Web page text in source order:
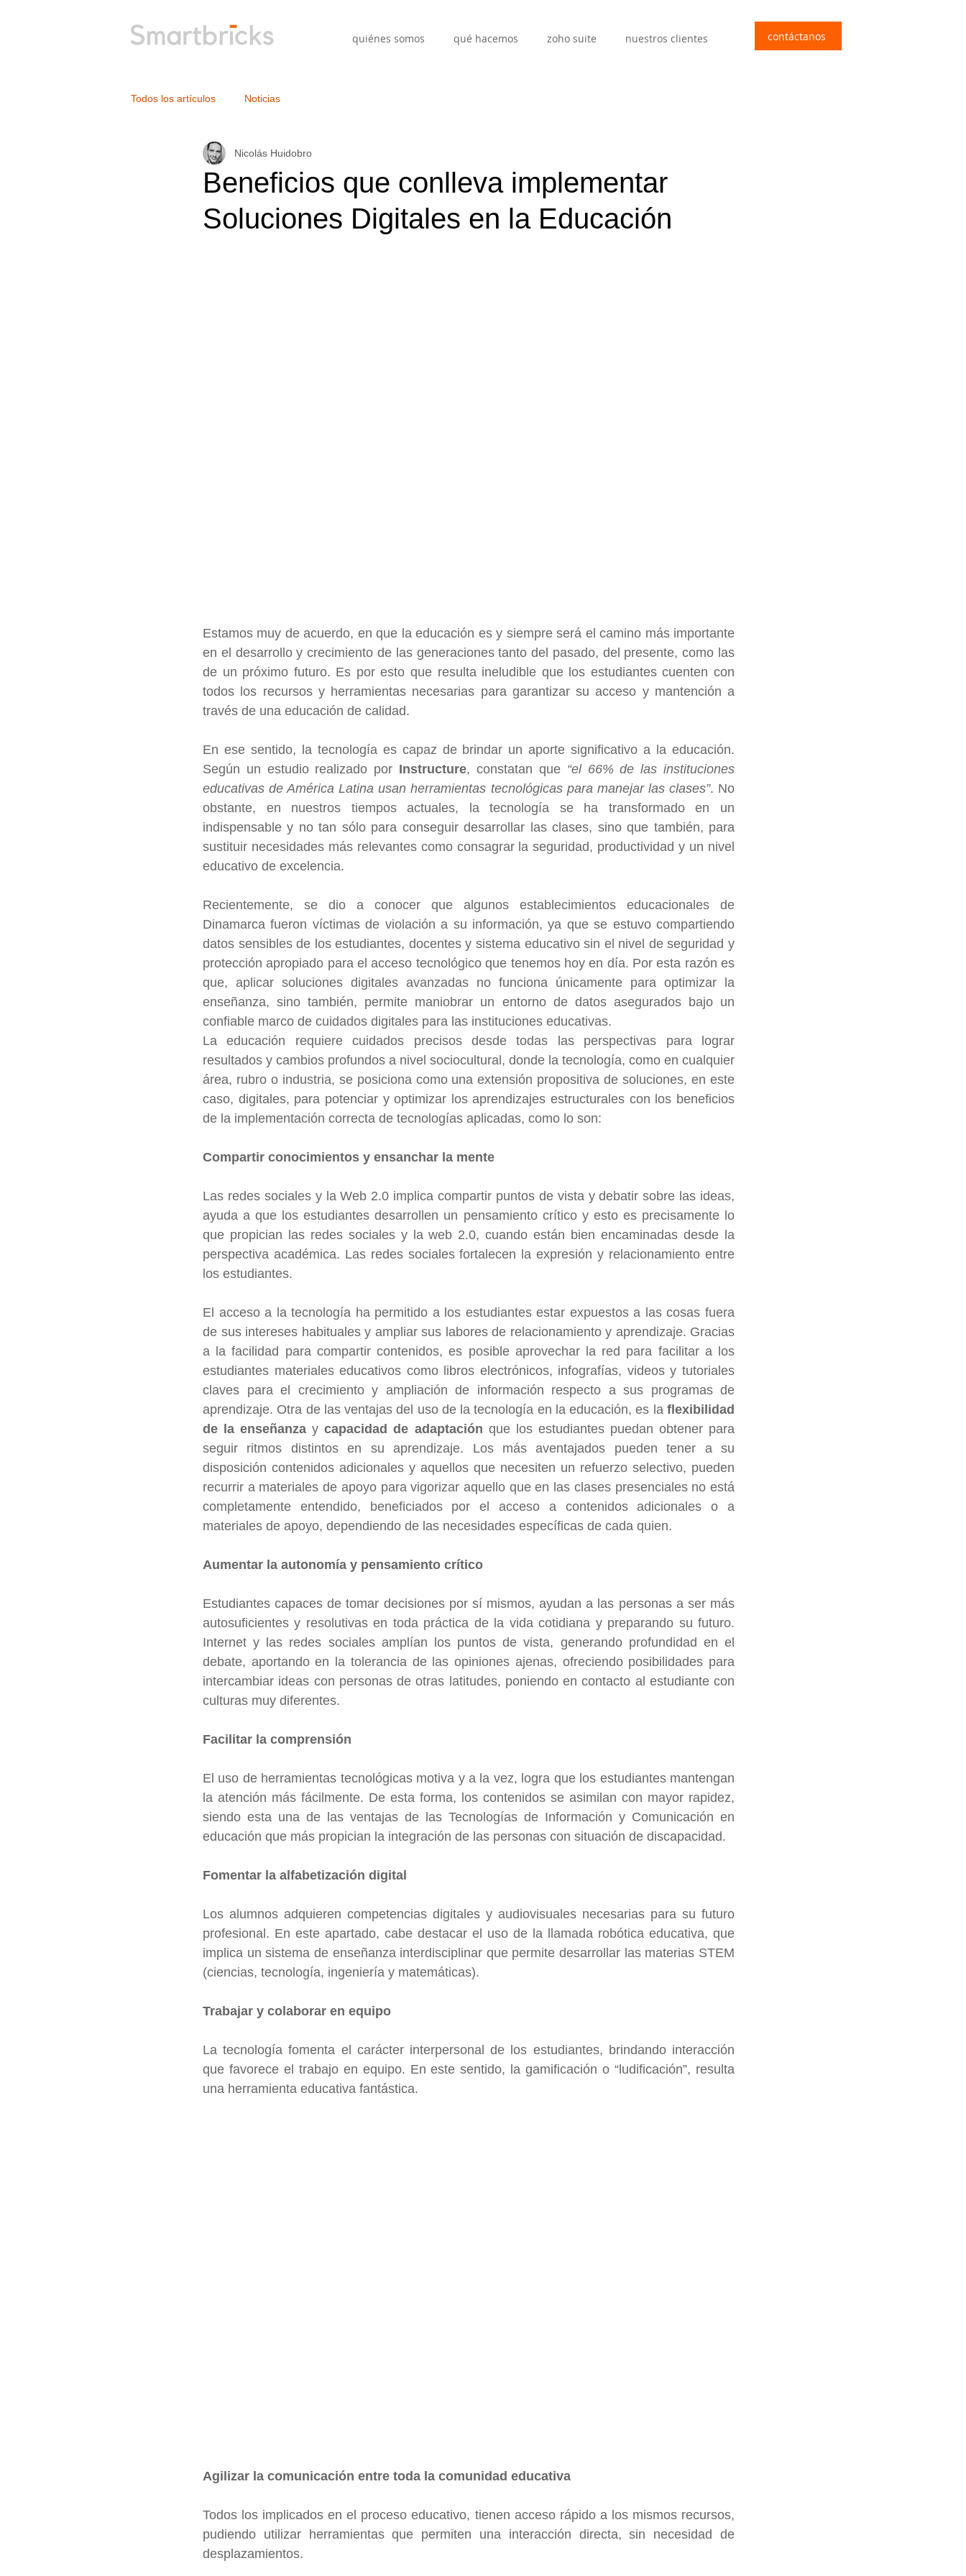
quiénes somos qué hacemos zoho suite nuestros clientes contáctanos
Todos los artículos Noticias
Beneficios que conlleva implementar
Soluciones Digitales en la Educación
Nicolás Huidobro
Estamos muy de acuerdo, en que la educación es y siempre será el camino más importante
en el desarrollo y crecimiento de las generaciones tanto del pasado, del presente, como las
de un próximo futuro. Es por esto que resulta ineludible que los estudiantes cuenten con
todos los recursos y herramientas necesarias para garantizar su acceso y mantención a
través de una educación de calidad.
En ese sentido, la tecnología es capaz de brindar un aporte significativo a la educación.
Según un estudio realizado por Instructure, constatan que “el 66% de las instituciones
educativas de América Latina usan herramientas tecnológicas para manejar las clases”. No
obstante, en nuestros tiempos actuales, la tecnología se ha transformado en un
indispensable y no tan sólo para conseguir desarrollar las clases, sino que también, para
sustituir necesidades más relevantes como consagrar la seguridad, productividad y un nivel
educativo de excelencia.
Recientemente, se dio a conocer que algunos establecimientos educacionales de
Dinamarca fueron víctimas de violación a su información, ya que se estuvo compartiendo
datos sensibles de los estudiantes, docentes y sistema educativo sin el nivel de seguridad y
protección apropiado para el acceso tecnológico que tenemos hoy en día. Por esta razón es
que, aplicar soluciones digitales avanzadas no funciona únicamente para optimizar la
enseñanza, sino también, permite maniobrar un entorno de datos asegurados bajo un
confiable marco de cuidados digitales para las instituciones educativas.
La educación requiere cuidados precisos desde todas las perspectivas para lograr
resultados y cambios profundos a nivel sociocultural, donde la tecnología, como en cualquier
área, rubro o industria, se posiciona como una extensión propositiva de soluciones, en este
caso, digitales, para potenciar y optimizar los aprendizajes estructurales con los beneficios
de la implementación correcta de tecnologías aplicadas, como lo son:
Compartir conocimientos y ensanchar la mente
Las redes sociales y la Web 2.0 implica compartir puntos de vista y debatir sobre las ideas,
ayuda a que los estudiantes desarrollen un pensamiento crítico y esto es precisamente lo
que propician las redes sociales y la web 2.0, cuando están bien encaminadas desde la
perspectiva académica. Las redes sociales fortalecen la expresión y relacionamiento entre
los estudiantes.
El acceso a la tecnología ha permitido a los estudiantes estar expuestos a las cosas fuera
de sus intereses habituales y ampliar sus labores de relacionamiento y aprendizaje. Gracias
a la facilidad para compartir contenidos, es posible aprovechar la red para facilitar a los
estudiantes materiales educativos como libros electrónicos, infografías, videos y tutoriales
claves para el crecimiento y ampliación de información respecto a sus programas de
aprendizaje. Otra de las ventajas del uso de la tecnología en la educación, es la flexibilidad
de la enseñanza y capacidad de adaptación que los estudiantes puedan obtener para
seguir ritmos distintos en su aprendizaje. Los más aventajados pueden tener a su
disposición contenidos adicionales y aquellos que necesiten un refuerzo selectivo, pueden
recurrir a materiales de apoyo para vigorizar aquello que en las clases presenciales no está
completamente entendido, beneficiados por el acceso a contenidos adicionales o a
materiales de apoyo, dependiendo de las necesidades específicas de cada quien.
Aumentar la autonomía y pensamiento crítico
Estudiantes capaces de tomar decisiones por sí mismos, ayudan a las personas a ser más
autosuficientes y resolutivas en toda práctica de la vida cotidiana y preparando su futuro.
Internet y las redes sociales amplían los puntos de vista, generando profundidad en el
debate, aportando en la tolerancia de las opiniones ajenas, ofreciendo posibilidades para
intercambiar ideas con personas de otras latitudes, poniendo en contacto al estudiante con
culturas muy diferentes.
Facilitar la comprensión
El uso de herramientas tecnológicas motiva y a la vez, logra que los estudiantes mantengan
la atención más fácilmente. De esta forma, los contenidos se asimilan con mayor rapidez,
siendo esta una de las ventajas de las Tecnologías de Información y Comunicación en
educación que más propician la integración de las personas con situación de discapacidad.
Fomentar la alfabetización digital
Los alumnos adquieren competencias digitales y audiovisuales necesarias para su futuro
profesional. En este apartado, cabe destacar el uso de la llamada robótica educativa, que
implica un sistema de enseñanza interdisciplinar que permite desarrollar las materias STEM
(ciencias, tecnología, ingeniería y matemáticas).
Trabajar y colaborar en equipo
La tecnología fomenta el carácter interpersonal de los estudiantes, brindando interacción
que favorece el trabajo en equipo. En este sentido, la gamificación o “ludificación”, resulta
una herramienta educativa fantástica.
Agilizar la comunicación entre toda la comunidad educativa
Todos los implicados en el proceso educativo, tienen acceso rápido a los mismos recursos,
pudiendo utilizar herramientas que permiten una interacción directa, sin necesidad de
desplazamientos.